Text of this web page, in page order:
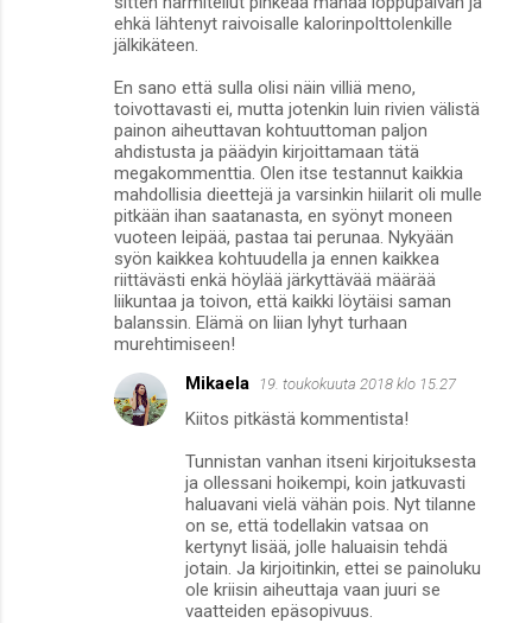
ehkä lähtenyt raivoisalle kalorinpolttolenkille
jälkikäteen.
En sano että sulla olisi näin villiä meno,
toivottavasti ei, mutta jotenkin luin rivien välistä
painon aiheuttavan kohtuuttoman paljon
ahdistusta ja päädyin kirjoittamaan tätä
megakommenttia. Olen itse testannut kaikkia
mahdollisia dieettejä ja varsinkin hiilarit oli mulle
pitkään ihan saatanasta, en syönyt moneen
vuoteen leipää, pastaa tai perunaa. Nykyään
syön kaikkea kohtuudella ja ennen kaikkea
riittävästi enkä höylää järkyttävää määrää
liikuntaa ja toivon, että kaikki löytäisi saman
balanssin. Elämä on liian lyhyt turhaan
murehtimiseen!
Mikaela 19. toukokuuta 2018 klo 15.27
Kiitos pitkästä kommentista!
Tunnistan vanhan itseni kirjoituksesta
ja ollessani hoikempi, koin jatkuvasti
haluavani vielä vähän pois. Nyt tilanne
on se, että todellakin vatsaa on
kertynyt lisää, jolle haluaisin tehdä
jotain. Ja kirjoitinkin, ettei se painoluku
ole kriisin aiheuttaja vaan juuri se
vaatteiden epäsopivuus.